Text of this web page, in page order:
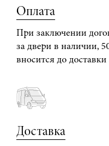
Оплата
При заключении
за двери в наличии,
вносится до доставки
Доставка